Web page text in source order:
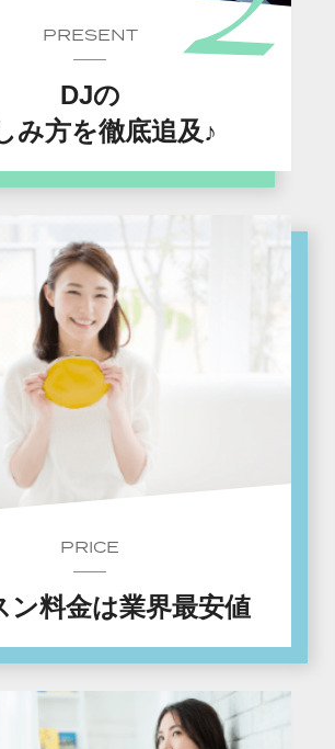
PRESENT
DJの
み方を徹底追及♪
PRICE
ン料金は業界最安値